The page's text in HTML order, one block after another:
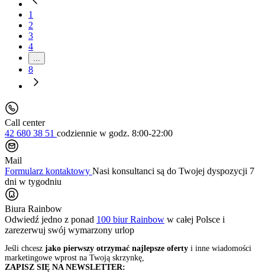
1
2
3
4
8
Call center
42 680 38 51 codziennie w godz. 8:00-22:00
Mail
Formularz kontaktowy Nasi konsultanci są do Twojej dyspozycji 7
dni w tygodniu
Biura Rainbow
Odwiedź jedno z ponad 100 biur Rainbow w całej Polsce i
zarezerwuj swój wymarzony urlop
Jeśli chcesz jako pierwszy otrzymać najlepsze oferty i inne wiadomości
marketingowe wprost na Twoją skrzynkę,
ZAPISZ SIĘ NA NEWSLETTER: